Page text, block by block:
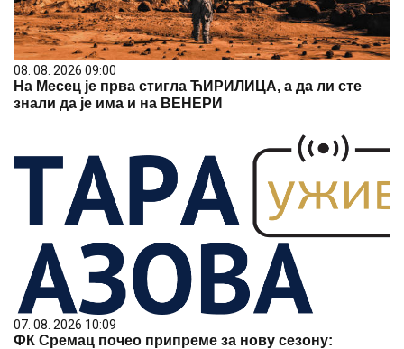
08. 08. 2026 09:00
На Месец је прва стигла ЋИРИЛИЦА, а да ли сте
знали да је има и на ВЕНЕРИ
07. 08. 2026 10:09
ФК Сремац почео припреме за нову сезону: